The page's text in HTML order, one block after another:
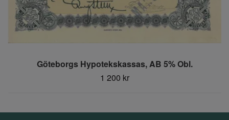
Göteborgs Hypotekskassas, AB 5% Obl.
1 200 kr